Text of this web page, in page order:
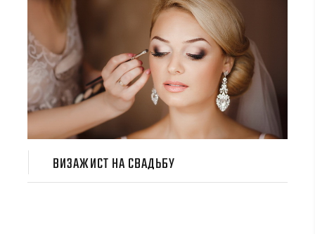
ВИЗАЖИСТ НА СВАДЬБУ